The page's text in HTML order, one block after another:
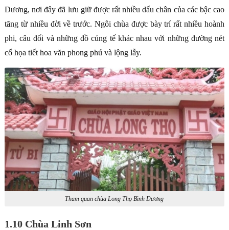
Dương, nơi đây đã lưu giữ được rất nhiều dấu chân của các bậc cao
tăng từ nhiều đời về trước. Ngôi chùa được bày trí rất nhiều hoành
phi, câu đối và những đồ cúng tế khác nhau với những đường nét
cổ họa tiết hoa văn phong phú và lộng lẫy.
Tham quan chùa Long Thọ Bình Dương
1.10 Chùa Linh Sơn